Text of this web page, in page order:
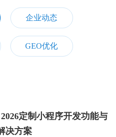
资讯
介绍
企业动态
GEO优化
定制小程序开发功能与
决方案